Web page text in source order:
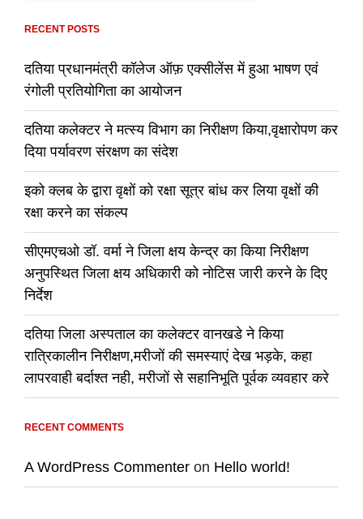
RECENT POSTS
दतिया प्रधानमंत्री कॉलेज ऑफ़ एक्सीलेंस में हुआ भाषण एवं
रंगोली प्रतियोगिता का आयोजन
दतिया कलेक्टर ने मत्स्य विभाग का निरीक्षण किया,वृक्षारोपण कर
दिया पर्यावरण संरक्षण का संदेश
इको क्लब के द्वारा वृक्षों को रक्षा सूत्र बांध कर लिया वृक्षों की
रक्षा करने का संकल्प
सीएमएचओ डॉ. वर्मा ने जिला क्षय केन्द्र का किया निरीक्षण
अनुपस्थित जिला क्षय अधिकारी को नोटिस जारी करने के दिए
निर्देश
दतिया जिला अस्पताल का कलेक्टर वानखडे ने किया
रात्रिकालीन निरीक्षण,मरीजों की समस्याएं देख भड़के, कहा
लापरवाही बर्दाश्त नही, मरीजों से सहानिभूति पूर्वक व्यवहार करे
RECENT COMMENTS
A WordPress Commenter on Hello world!